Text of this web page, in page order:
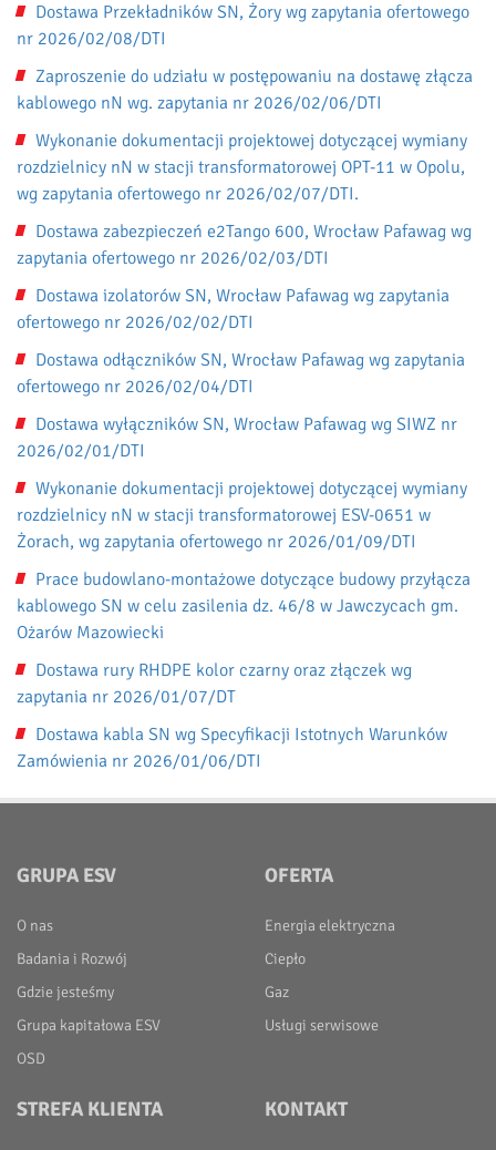
Dostawa Przekładników SN, Żory wg zapytania ofertowego
nr 2026/02/08/DTI
Zaproszenie do udziału w postępowaniu na dostawę złącza
kablowego nN wg. zapytania nr 2026/02/06/DTI
Wykonanie dokumentacji projektowej dotyczącej wymiany
rozdzielnicy nN w stacji transformatorowej OPT-11 w Opolu,
wg zapytania ofertowego nr 2026/02/07/DTI.
Dostawa zabezpieczeń e2Tango 600, Wrocław Pafawag wg
zapytania ofertowego nr 2026/02/03/DTI
Dostawa izolatorów SN, Wrocław Pafawag wg zapytania
ofertowego nr 2026/02/02/DTI
Dostawa odłączników SN, Wrocław Pafawag wg zapytania
ofertowego nr 2026/02/04/DTI
Dostawa wyłączników SN, Wrocław Pafawag wg SIWZ nr
2026/02/01/DTI
Wykonanie dokumentacji projektowej dotyczącej wymiany
rozdzielnicy nN w stacji transformatorowej ESV-0651 w
Żorach, wg zapytania ofertowego nr 2026/01/09/DTI
Prace budowlano-montażowe dotyczące budowy przyłącza
kablowego SN w celu zasilenia dz. 46/8 w Jawczycach gm.
Ożarów Mazowiecki
Dostawa rury RHDPE kolor czarny oraz złączek wg
zapytania nr 2026/01/07/DT
Dostawa kabla SN wg Specyfikacji Istotnych Warunków
Zamówienia nr 2026/01/06/DTI
GRUPA ESV
O nas
Badania i Rozwój
Gdzie jesteśmy
Grupa kapitałowa ESV
OSD
OFERTA
Energia elektryczna
Ciepło
Gaz
Usługi serwisowe
STREFA KLIENTA KONTAKT